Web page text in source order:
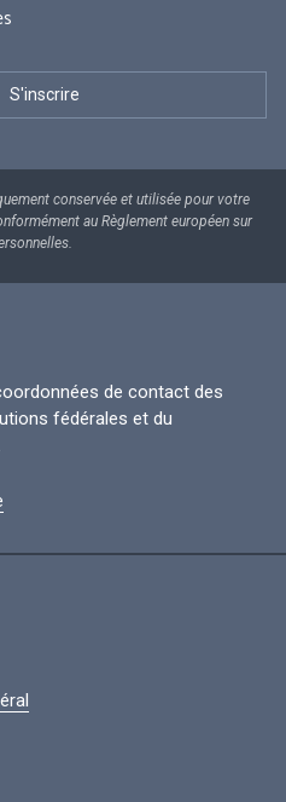
conservée et utilisée pour votre
au Règlement européen sur
de contact des
fédérales et du